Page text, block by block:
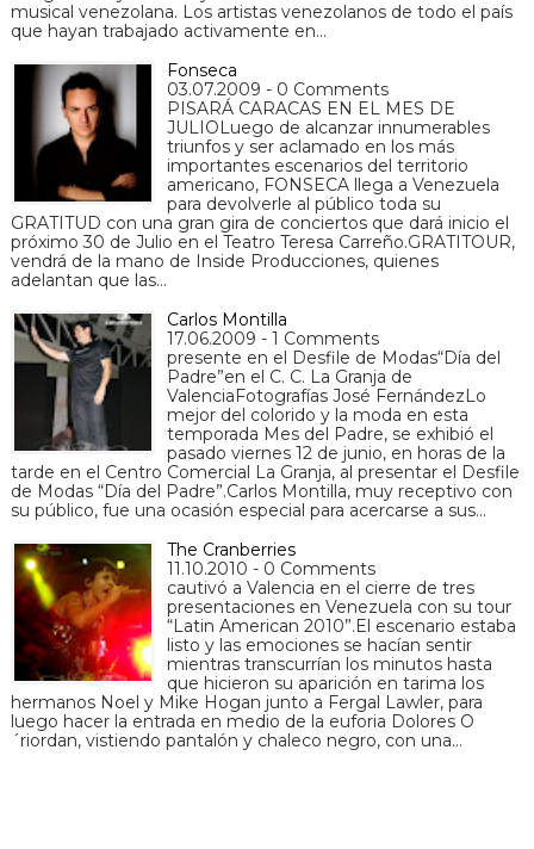
musical venezolana. Los artistas venezolanos de todo el país
que hayan trabajado activamente en…
Fonseca
03.07.2009 - 0 Comments
PISARÁ CARACAS EN EL MES DE
JULIOLuego de alcanzar innumerables
triunfos y ser aclamado en los más
importantes escenarios del territorio
americano, FONSECA llega a Venezuela
para devolverle al público toda su
GRATITUD con una gran gira de conciertos que dará inicio el
próximo 30 de Julio en el Teatro Teresa Carreño.GRATITOUR,
vendrá de la mano de Inside Producciones, quienes
adelantan que las…
Carlos Montilla
17.06.2009 - 1 Comments
presente en el Desfile de Modas“Día del
Padre”en el C. C. La Granja de
ValenciaFotografías José FernándezLo
mejor del colorido y la moda en esta
temporada Mes del Padre, se exhibió el
pasado viernes 12 de junio, en horas de la
tarde en el Centro Comercial La Granja, al presentar el Desfile
de Modas “Día del Padre”.Carlos Montilla, muy receptivo con
su público, fue una ocasión especial para acercarse a sus…
The Cranberries
11.10.2010 - 0 Comments
cautivó a Valencia en el cierre de tres
presentaciones en Venezuela con su tour
“Latin American 2010”.El escenario estaba
listo y las emociones se hacían sentir
mientras transcurrían los minutos hasta
que hicieron su aparición en tarima los
hermanos Noel y Mike Hogan junto a Fergal Lawler, para
luego hacer la entrada en medio de la euforia Dolores O
´riordan, vistiendo pantalón y chaleco negro, con una…